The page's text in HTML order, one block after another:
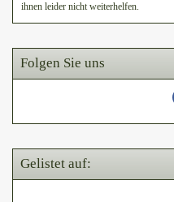
ihnen leider nicht weiterhelfen.
Folgen Sie uns
Gelistet auf: